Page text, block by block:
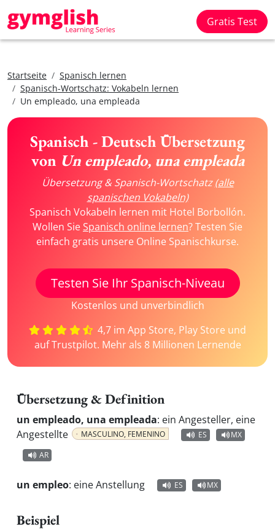
Gratis Test
Startseite
Spanisch lernen
Spanisch-Wortschatz: Vokabeln lernen
Un empleado, una empleada
Spanisch - Deutsch Übersetzung
von Un empleado, una empleada
Übersetzung & Spanisch-Wortschatz(alle
spanischen Vokabeln)
Spanisch Vokabeln lernen mit Hotel Borbollón.
Wollen SieSpanisch online lernen? Testen Sie
einfach gratis unsere Online Spanischkurse.
Testen Sie Ihr Spanisch-Niveau
Kostenlos und unverbindlich
4,7 im App Store, Play Store und
auf Trustpilot. Mehr als 8 Millionen Lernende
Übersetzung & Definition
un empleado, una empleada: ein Angesteller, eine
Angestellte
MASCULINO, FEMENINO ES
MX
AR
un empleo: eine Anstellung ES MX
Beispiel